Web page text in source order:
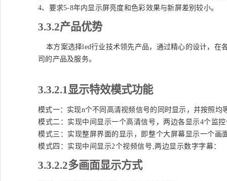
4、要求5-8年内显示屏亮度和色彩效果与新屏差别较小。
3.3.2产品优势
本方案选择led行业技术领先产品，通过精心的设计，在
司的产品及服务。
3.3.2.1显示特效模式功能
模式一：实现n个不同高清视频信号的同时显示，并按照均
模式二：实现中间显示一个高清信号，两边各显示4个监
模式三：实现整屏界面的显示，即整个大屏幕显示一个画
模式四：实现中间显示2个视频信号,两边显示数字字幕：
3.3.2.2多画面显示方式